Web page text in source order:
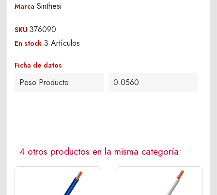
Marca Sinthesi
SKU 376090
En stock 3 Artículos
Ficha de datos
Peso Producto 0.0560
4 otros productos en la misma categoría: